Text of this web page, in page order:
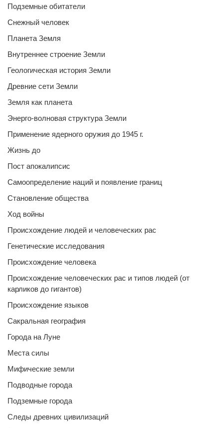
Подземные обитатели
Снежный человек
Планета Земля
Внутреннее строение Земли
Геологическая история Земли
Древние сети Земли
Земля как планета
Энерго-волновая структура Земли
Применение ядерного оружия до 1945 г.
Жизнь до
Пост апокалипсис
Самоопределение наций и появление границ
Становление общества
Ход войны
Происхождение людей и человеческих рас
Генетические исследования
Происхождение человека
Происхождение человеческих рас и типов людей (от
карликов до гигантов)
Происхождение языков
Сакральная география
Города на Луне
Места силы
Мифические земли
Подводные города
Подземные города
Следы древних цивилизаций